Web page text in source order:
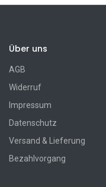
Über uns
AGB
Widerruf
Impressum
Datenschutz
Versand & Lieferung
Bezahlvorgang